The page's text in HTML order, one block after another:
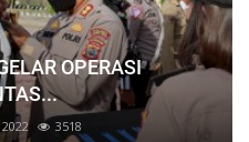
OPERASI
3518